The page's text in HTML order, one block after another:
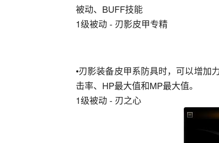
被动、BUFF技能
1级被动 - 刃影皮甲专精
•刃影装备皮甲系防具时，可以增加
击率、HP最大值和MP最大值。
1级被动 - 刃之心